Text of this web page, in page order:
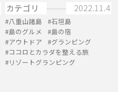
カテゴリ 2022.11.4
八重山諸島
石垣島
島のグルメ
島の宿
アウトドア
グランピング
ココロとカラダを整える旅
リゾートグランピング